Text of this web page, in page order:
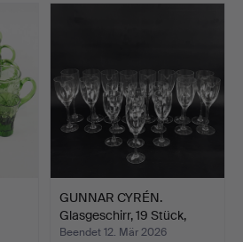
GUNNAR CYRÉN.
Glasgeschirr, 19 Stück,
„Opt…
Beendet 12. Mär 2026